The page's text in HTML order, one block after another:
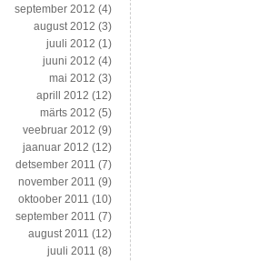
september 2012 (4)
august 2012 (3)
juuli 2012 (1)
juuni 2012 (4)
mai 2012 (3)
aprill 2012 (12)
märts 2012 (5)
veebruar 2012 (9)
jaanuar 2012 (12)
detsember 2011 (7)
november 2011 (9)
oktoober 2011 (10)
september 2011 (7)
august 2011 (12)
juuli 2011 (8)